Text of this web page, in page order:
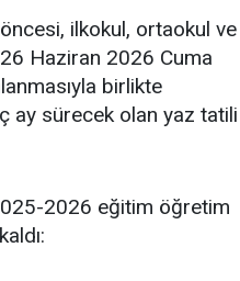
ilkokul, ortaokul ve
Haziran 2026 Cuma
birlikte
ay sürecek olan yaz tatili
2026 eğitim öğretim